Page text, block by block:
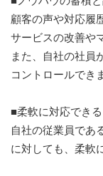
顧客の声や対応履
サービスの改善や
また、自社の社員
コントロールでき
■柔軟に対応できる
自社の従業員であ
に対しても、柔軟